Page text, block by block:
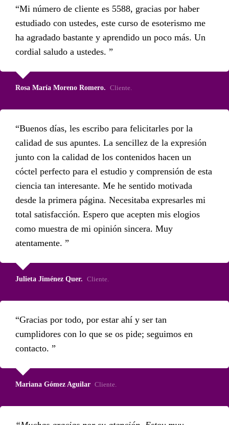
Mi número de cliente es 5588, gracias por haber
estudiado con ustedes, este curso de esoterismo me
ha agradado bastante y aprendido un poco más. Un
cordial saludo a ustedes.
Rosa María Moreno Romero. Cliente.
Buenos días, les escribo para felicitarles por la
calidad de sus apuntes. La sencillez de la expresión
junto con la calidad de los contenidos hacen un
cóctel perfecto para el estudio y comprensión de esta
ciencia tan interesante. Me he sentido motivada
desde la primera página. Necesitaba expresarles mi
total satisfacción. Espero que acepten mis elogios
como muestra de mi opinión sincera. Muy
atentamente.
Julieta Jiménez Quer. Cliente.
Gracias por todo, por estar ahí y ser tan
cumplidores con lo que se os pide; seguimos en
contacto.
Mariana Gómez Aguilar Cliente.